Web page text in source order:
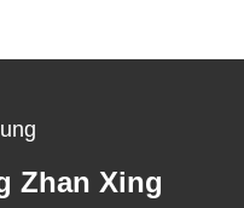
Zhan Xing